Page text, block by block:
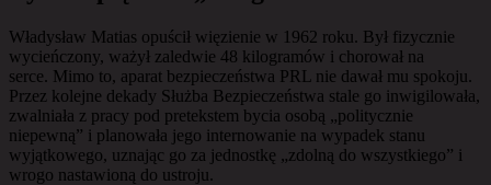
Władysław Matias opuścił więzienie w 1962 roku. Był fizycznie
wycieńczony, ważył zaledwie 48 kilogramów i chorował na
serce. Mimo to, aparat bezpieczeństwa PRL nie dawał mu spokoju.
Przez kolejne dekady Służba Bezpieczeństwa stale go inwigilowała,
zwalniała z pracy pod pretekstem bycia osobą „politycznie
niepewną” i planowała jego internowanie na wypadek stanu
wyjątkowego, uznając go za jednostkę „zdolną do wszystkiego” i
wrogo nastawioną do ustroju.